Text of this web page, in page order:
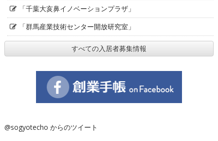
「千葉大亥鼻イノベーションプラザ」
「群馬産業技術センター開放研究室」
すべての入居者募集情報
@sogyotecho からのツイート